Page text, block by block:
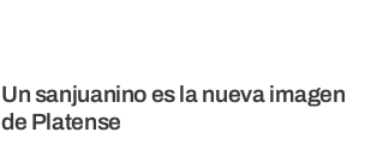
Un sanjuanino es la nueva imagen
de Platense